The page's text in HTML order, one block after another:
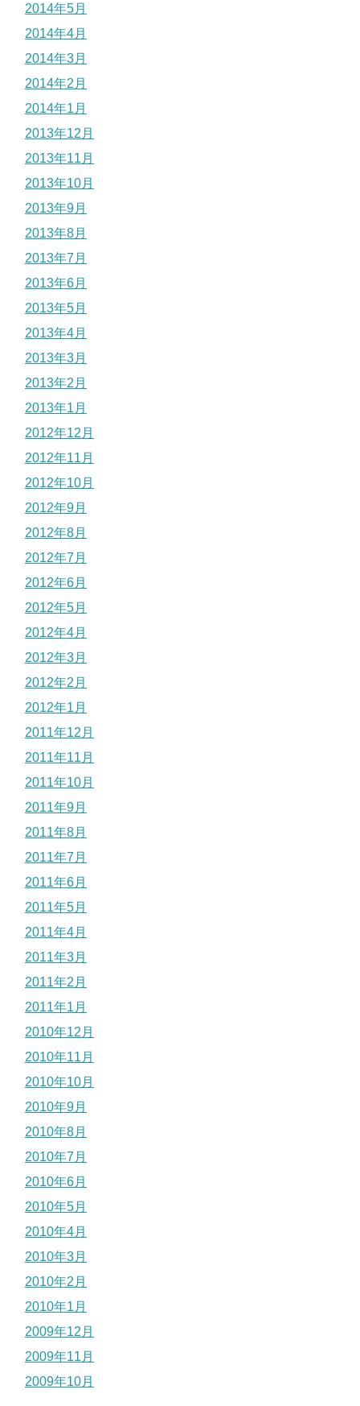
2014年5月
2014年4月
2014年3月
2014年2月
2014年1月
2013年12月
2013年11月
2013年10月
2013年9月
2013年8月
2013年7月
2013年6月
2013年5月
2013年4月
2013年3月
2013年2月
2013年1月
2012年12月
2012年11月
2012年10月
2012年9月
2012年8月
2012年7月
2012年6月
2012年5月
2012年4月
2012年3月
2012年2月
2012年1月
2011年12月
2011年11月
2011年10月
2011年9月
2011年8月
2011年7月
2011年6月
2011年5月
2011年4月
2011年3月
2011年2月
2011年1月
2010年12月
2010年11月
2010年10月
2010年9月
2010年8月
2010年7月
2010年6月
2010年5月
2010年4月
2010年3月
2010年2月
2010年1月
2009年12月
2009年11月
2009年10月